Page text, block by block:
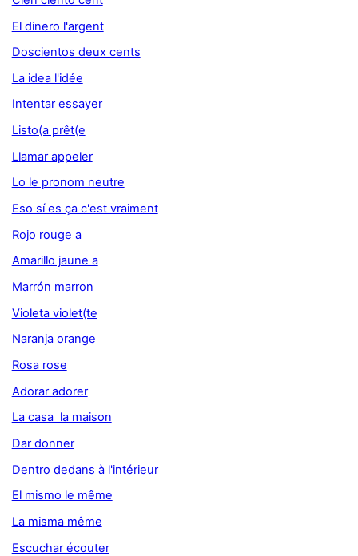
El dinero l'argent
Doscientos deux cents
La idea l'idée
Intentar essayer
Listo(a prêt(e
Llamar appeler
Lo le pronom neutre
Eso sí es ça c'est vraiment
Rojo rouge a
Amarillo jaune a
Marrón marron
Violeta violet(te
Naranja orange
Rosa rose
Adorar adorer
La casa la maison
Dar donner
Dentro dedans à l'intérieur
El mismo le même
La misma même
Escuchar écouter